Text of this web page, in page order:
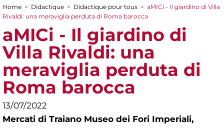
You are here
Home > Didactique > Didactique pour tous > aMICi - Il giardino di Villa
Rivaldi: una meraviglia perduta di Roma barocca
aMICi - Il giardino di
Villa Rivaldi: una
meraviglia perduta di
Roma barocca
13/07/2022
Mercati di Traiano Museo dei Fori Imperiali,